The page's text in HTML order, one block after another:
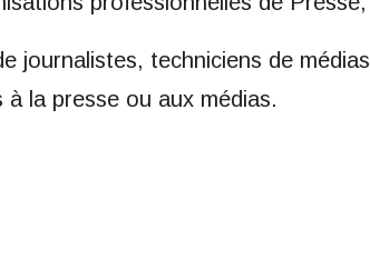
journalistes, techniciens de médias
la presse ou aux médias.